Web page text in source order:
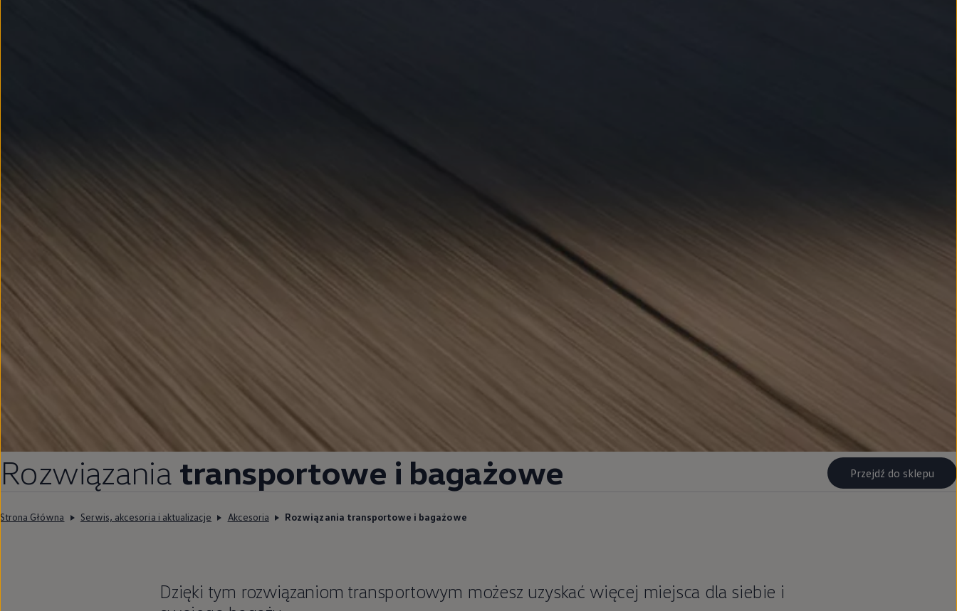
Rozwiązania transportowe i bagażowe Przejdź do sklepu
Strona Główna Serwis, akcesoria i aktualizacje Akcesoria Rozwiązania transportowe i bagażowe
Dzięki tym rozwiązaniom transportowym możesz uzyskać więcej miejsca dla siebie i